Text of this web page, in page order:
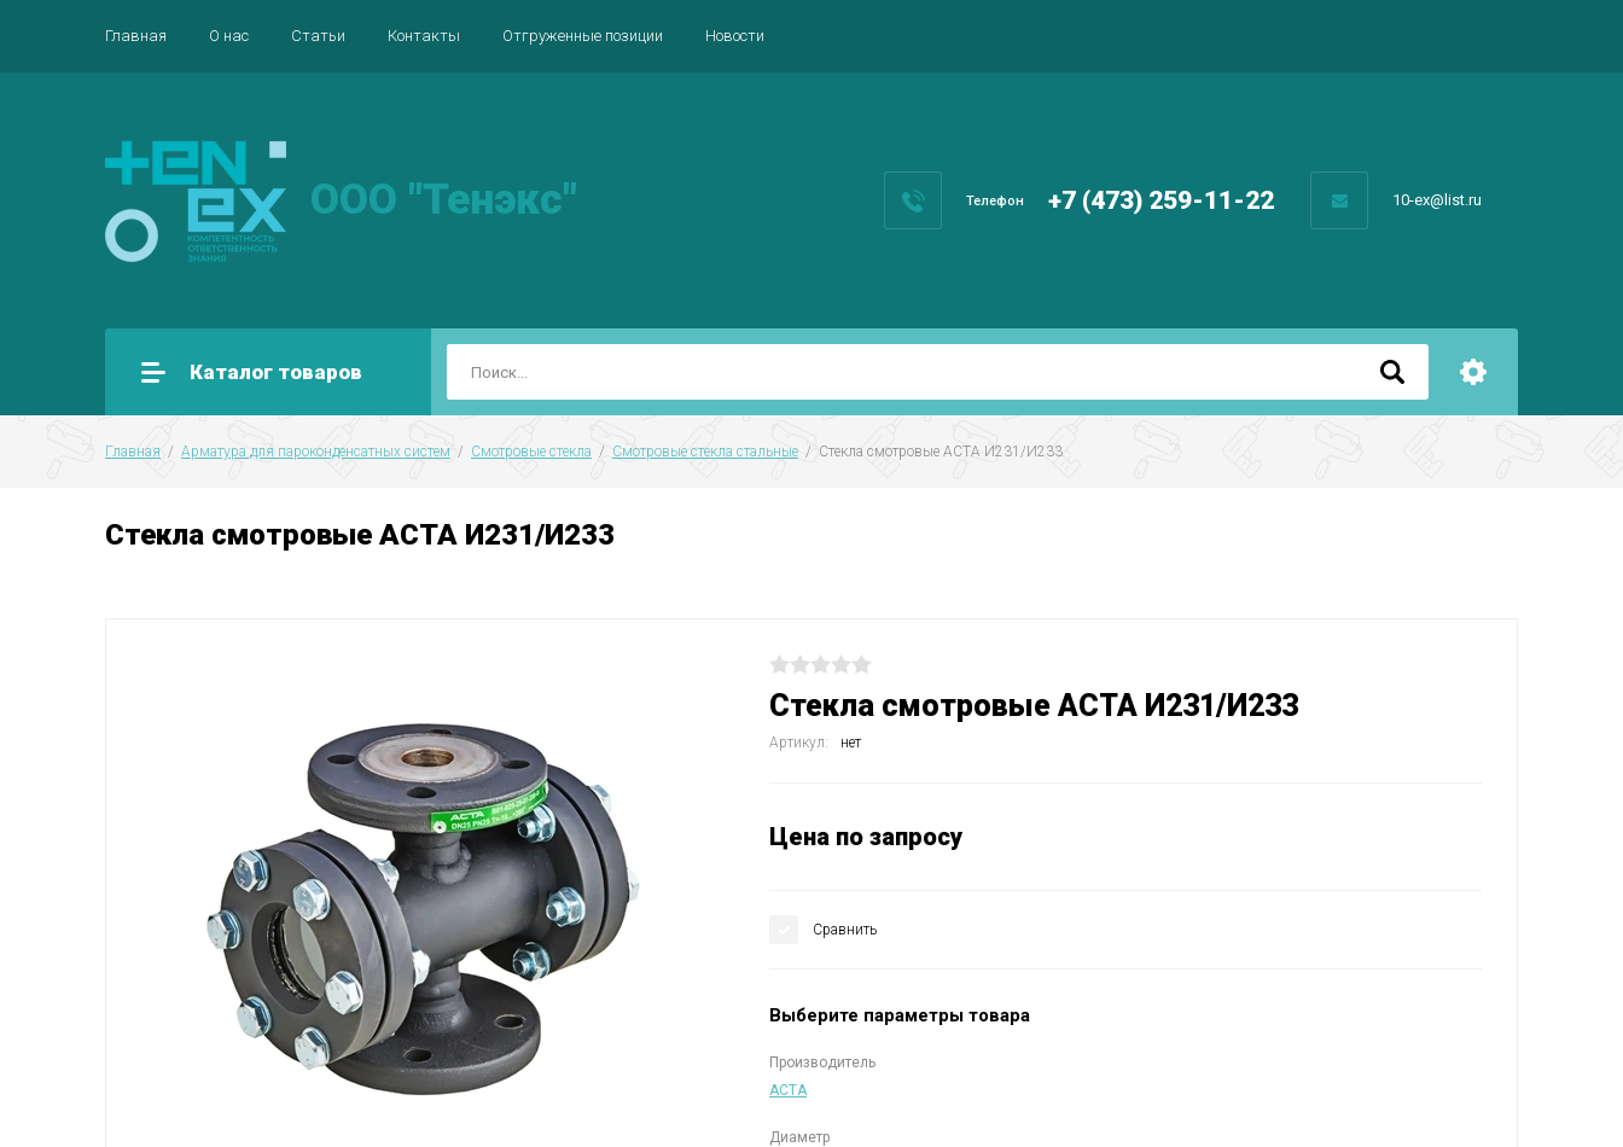
Главная О нас Статьи Контакты Отгруженные позиции Новости
ООО "Тенэкс" Телефон +7 (473) 259-11-22 10-ex@list.ru
Каталог товаров
Главная
  /
Арматура для пароконденсатных систем
  /
Смотровые стекла
  /
Смотровые стекла стальные
  /  Стекла смотровые АСТА И231/И233
Стекла смотровые АСТА И231/И233
Стекла смотровые АСТА И231/И233
Артикул: нет
Цена по запросу
Сравнить
Выберите параметры товара
Производитель
АСТА
Диаметр